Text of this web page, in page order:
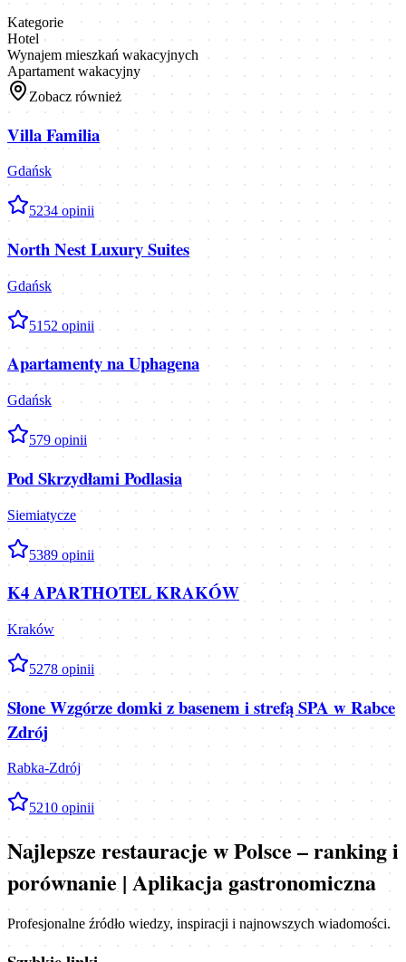
Kategorie
Hotel
Wynajem mieszkań wakacyjnych
Apartament wakacyjny
Zobacz również
Villa Familia
Gdańsk
5234 opinii
North Nest Luxury Suites
Gdańsk
5152 opinii
Apartamenty na Uphagena
Gdańsk
579 opinii
Pod Skrzydłami Podlasia
Siemiatycze
5389 opinii
K4 APARTHOTEL KRAKÓW
Kraków
5278 opinii
Słone Wzgórze domki z basenem i strefą SPA w Rabce
Zdrój
Rabka-Zdrój
5210 opinii
Najlepsze restauracje w Polsce – ranking i
porównanie | Aplikacja gastronomiczna
Profesjonalne źródło wiedzy, inspiracji i najnowszych wiadomości.